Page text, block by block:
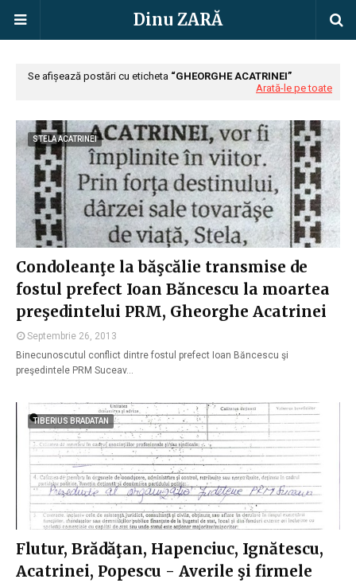
Dinu ZARĂ
Se afișează postări cu eticheta
GHEORGHE ACATRINEI
Arată-le pe toate
STELA ACATRINEI
Condoleanţe la băşcălie transmise de
fostul prefect Ioan Băncescu la moartea
preşedintelui PRM, Gheorghe Acatrinei
Septembrie 26, 2013
Binecunoscutul conflict dintre fostul prefect Ioan Băncescu şi
preşedintele PRM Suceav…
TIBERIUS BRADATAN
Flutur, Brădăţan, Hapenciuc, Ignătescu,
Acatrinei, Popescu - Averile şi firmele